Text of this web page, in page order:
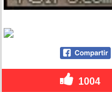
1004